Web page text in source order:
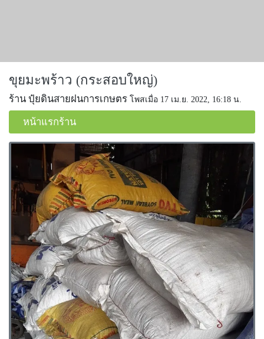
ขุยมะพร้าว (กระสอบใหญ่)
ร้าน ปุ๋ยดินสายฝนการเกษตร โพสเมื่อ 17 เม.ย. 2022, 16:18 น.
หน้าแรกร้าน